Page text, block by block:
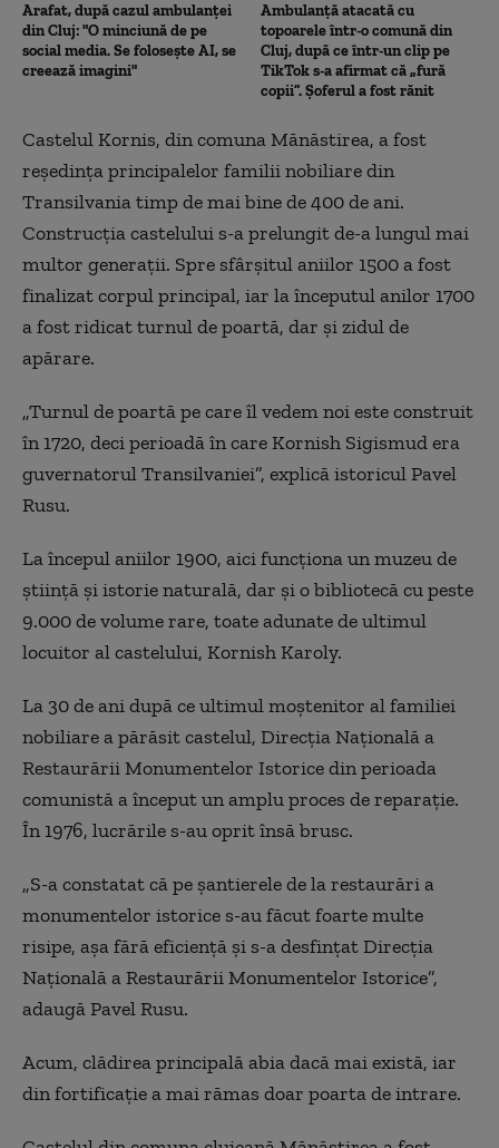
Arafat, după cazul ambulanței
din Cluj: "O minciună de pe
social media. Se folosește AI, se
creează imagini"
Ambulanţă atacată cu
topoarele într-o comună din
Cluj, după ce într-un clip pe
TikTok s-a afirmat că „fură
copii”. Șoferul a fost rănit
Castelul Kornis, din comuna Mănăstirea, a fost
reşedinţa principalelor familii nobiliare din
Transilvania timp de mai bine de 400 de ani.
Construcţia castelului s-a prelungit de-a lungul mai
multor generaţii. Spre sfârşitul aniilor 1500 a fost
finalizat corpul principal, iar la începutul anilor 1700
a fost ridicat turnul de poartă, dar şi zidul de
apărare.
„Turnul de poartă pe care îl vedem noi este construit
în 1720, deci perioadă în care Kornish Sigismud era
guvernatorul Transilvaniei”, explică istoricul Pavel
Rusu.
La începul aniilor 1900, aici funcţiona un muzeu de
ştiinţă şi istorie naturală, dar şi o bibliotecă cu peste
9.000 de volume rare, toate adunate de ultimul
locuitor al castelului, Kornish Karoly.
La 30 de ani după ce ultimul moştenitor al familiei
nobiliare a părăsit castelul, Direcţia Naţională a
Restaurării Monumentelor Istorice din perioada
comunistă a început un amplu proces de reparaţie.
În 1976, lucrările s-au oprit însă brusc.
„S-a constatat că pe şantierele de la restaurări a
monumentelor istorice s-au făcut foarte multe
risipe, aşa fără eficienţă şi s-a desfinţat Direcţia
Naţională a Restaurării Monumentelor Istorice”,
adaugă Pavel Rusu.
Acum, clădirea principală abia dacă mai există, iar
din fortificaţie a mai rămas doar poarta de intrare.